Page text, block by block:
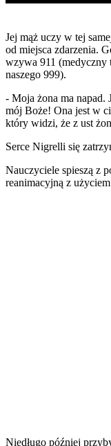
Jej mąż uczy w tej
od miejsca zdarzenia.
wzywa 911
naszego 999).
- Moja żona ma napad.
mój Boże! Ona jest w
który widzi, że z ust
Serce Nigrelli się
Nauczyciele spieszą z
reanimacyjną z
Niedługo później